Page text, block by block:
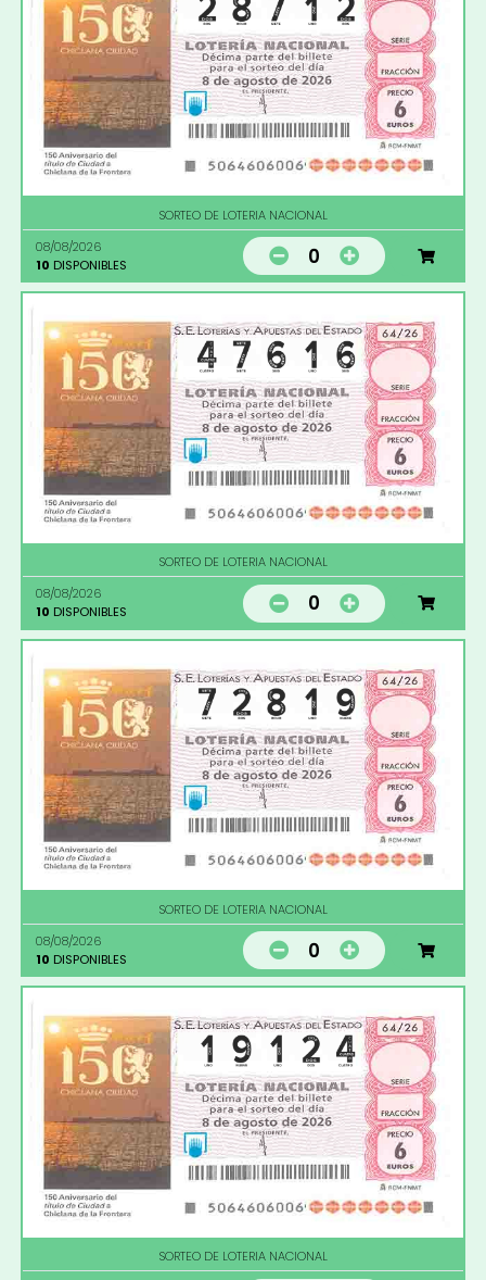
SORTEO DE LOTERIA NACIONAL
08/08/2026
10 DISPONIBLES 0
SORTEO DE LOTERIA NACIONAL
08/08/2026
10 DISPONIBLES 0
SORTEO DE LOTERIA NACIONAL
08/08/2026
10 DISPONIBLES 0
SORTEO DE LOTERIA NACIONAL